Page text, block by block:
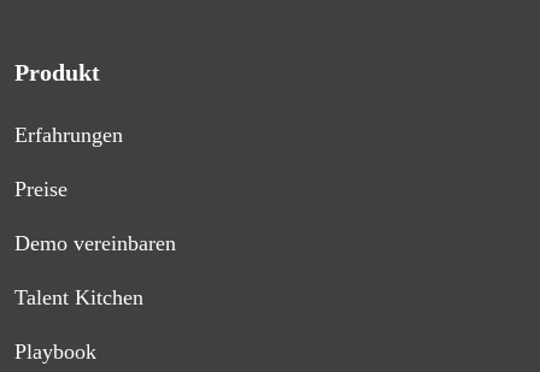
Produkt
Erfahrungen
Preise
Demo vereinbaren
Talent Kitchen
Playbook